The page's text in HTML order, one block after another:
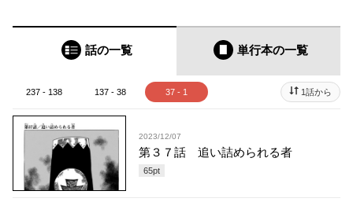
話の一覧 単行本の一覧
237 - 138 137 - 38 37 - 1 1話から
2023/12/07
第３７話 追い詰められる者
65pt